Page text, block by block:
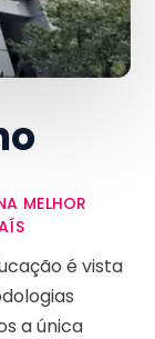
MELHOR
é vista
a única